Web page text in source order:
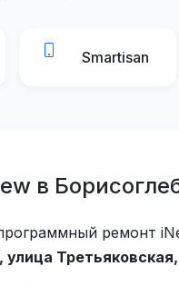
Smartisan
в
ремонт
улица Третьяковская,